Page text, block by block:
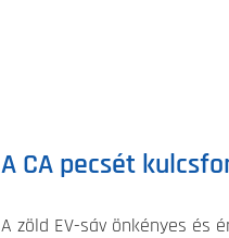
A CA pecsét
A zöld EV-sáv önkényes és